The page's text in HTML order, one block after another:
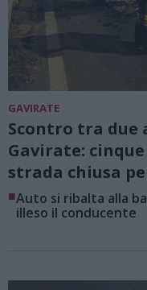
GAVIRATE
Scontro tra due
Gavirate:
strada chiusa
■Auto si ribalta alla
illeso il conducente